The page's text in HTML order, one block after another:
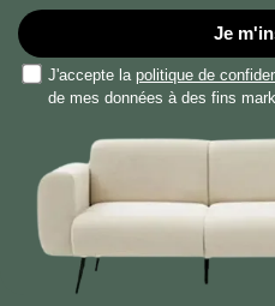
Je
J'accepte la politique de
de mes données à des fins